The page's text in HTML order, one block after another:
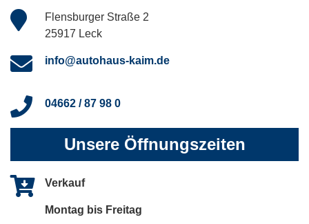
Flensburger Straße 2
25917 Leck
info@autohaus-kaim.de
04662 / 87 98 0
Unsere Öffnungszeiten
Verkauf
Montag bis Freitag